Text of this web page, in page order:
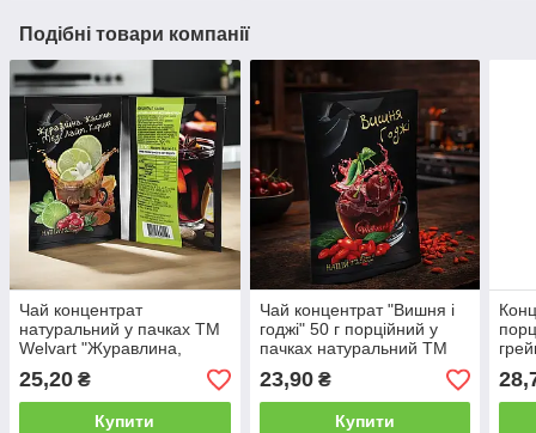
Подібні товари компанії
Чай концентрат
натуральний у пачках ТМ
Welvart "Журавлина,
жасмин, мед, лайм і
кориця" 50 г
25,20 ₴
Купити
Чай концентрат "Вишня і
годжі" 50 г порційний у
пачках натуральний ТМ
Welvart / Концентроване
пюре для напоїв
23,90₴
Купити